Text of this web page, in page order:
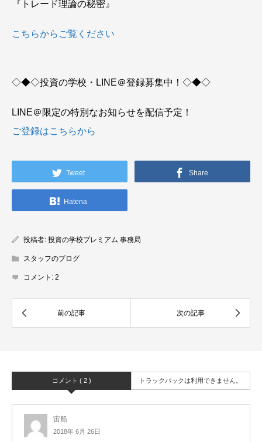
『トレード理論の秘密』
こちらからご覧ください
◇◆◇投資の学校・LINE＠登録募集中！◇◆◇
LINE＠限定の特別なお知らせを配信予定！
ご登録はこちらから
Tweet Share
Hatena
投稿者: 投資の学校プレミアム 事務局
スタッフのブログ
コメント: 2
コメント ( 2 ) トラックバックは利用できません。
宙船
2018年 6月 26日